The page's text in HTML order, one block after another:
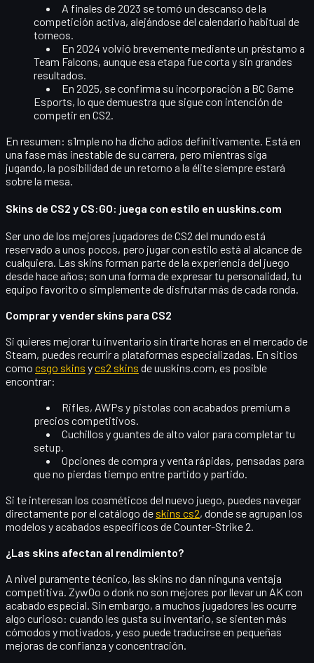
A finales de2023 se tomó un descanso de la
competición activa, alejándose del calendario habitual de
torneos.
En 2024 volvió brevemente mediante un préstamo a
Team Falcons, aunque esa etapa fue corta y sin grandes
resultados.
En 2025, se confirma su incorporación a BC Game
Esports, lo que demuestra que sigue con intención de
competir en CS2.
En resumen: s1mple no ha dicho adios definitivamente. Está en
una fase más inestable de su carrera, pero mientras siga
jugando, la posibilidad de un retorno a la élite siempre estará
sobre la mesa.
Skins de CS2 y CS:GO: juega con estilo en uuskins.com
Ser uno de los mejores jugadores de CS2 del mundo está
reservado a unos pocos, pero jugar con estilo está al alcance de
cualquiera. Las skins forman parte de la experiencia del juego
desde hace años; son una forma de expresar tu personalidad, tu
equipo favorito o simplemente de disfrutar más de cada ronda.
Comprar y vender skins para CS2
Si quieres mejorar tu inventario sin tirarte horas en el mercado de
Steam, puedes recurrir a plataformas especializadas. En sitios
como csgo skins ycs2 skins de uuskins.com, es posible
encontrar:
Rifles, AWPs y pistolas con acabados premium a
precios competitivos.
Cuchillos y guantes de alto valor para completar tu
setup.
Opciones de compra y venta rápidas, pensadas para
que no pierdas tiempo entre partido y partido.
Si te interesan los cosméticos del nuevo juego, puedes navegar
directamente por el catálogo de skins cs2, donde se agrupan los
modelos y acabados específicos de Counter-Strike 2.
¿Las skins afectan al rendimiento?
A nivel puramente técnico, las skins no dan ninguna ventaja
competitiva. ZywOo o donk no son mejores por llevar un AK con
acabado especial. Sin embargo, a muchos jugadores les ocurre
algo curioso: cuando les gusta su inventario, se sienten más
cómodos y motivados, y eso puede traducirse en pequeñas
mejoras de confianza y concentración.